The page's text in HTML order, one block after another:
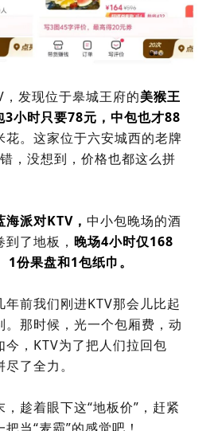
发现位于皋城王府的美猴王
3小时只要78元 ，中包也才88
花。这家位于六安城西的老牌
，没想到，价格也都这么拼
海派对KTV， 中小包晚场的酒
了地板， 晚场4小时仅168
1份果盘和1包纸巾。
前我们刚进KTV那会儿比起
那时候，光一个包厢费，动
，KTV为了把人们拉回包
了全力。
趁着眼下这“地板价”，赶紧